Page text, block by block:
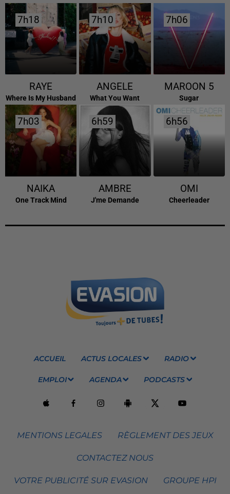
7h18
7h18
RAYE
Where Is My Husband
7h10
7h10
ANGELE
What You Want
7h06
7h06
MAROON 5
Sugar
7h03
7h03
NAIKA
One Track Mind
6h59
6h59
AMBRE
J'me Demande
6h56
6h56
OMI
Cheerleader
ACCUEIL ACTUS LOCALES RADIO
EMPLOI AGENDA PODCASTS
MENTIONS LEGALES RÈGLEMENT DES JEUX
CONTACTEZ NOUS
VOTRE PUBLICITÉ SUR EVASION GROUPE HPI